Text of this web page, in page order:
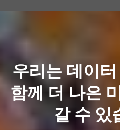
우리는 데이
함께 더 나은
갈 수 있